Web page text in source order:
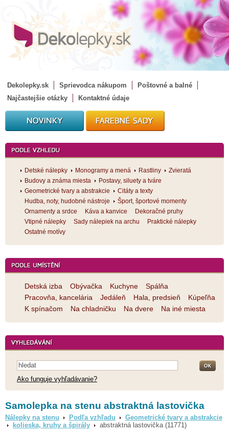
Dekolepky.sk Sprievodca nákupom
Poštovné a balné
Najčastejšie otázky
Kontaktné údaje
Detské nálepky Monogramy a mená Rastliny
Zvieratá
Budovy a známa miesta
Postavy, siluety a tváre
Geometrické tvary a abstrakcie
Citáty a texty
Hudba, noty, hudobné nástroje
Šport, športové momenty
Ornamenty a srdce
Káva a kanvice
Dekoračné pruhy
Vtipné nálepky
Sady nálepiek na archu
Praktické nálepky
Ostatné motívy
Detská izba Obývačka Kuchyne
Spálňa
Pracovňa, kancelária
Jedáleň Hala, predsieň
Kúpeľňa
K spínačom
Na chladničku Na dvere Na iné miesta
Ako funguje vyhľadávanie?
Samolepka na stenu abstraktná lastovička
Nálepky na stenu Podľa vzhľadu
Geometrické tvary a abstrakcie
kolieska, kruhy a špirály
abstraktná lastovička (11771)